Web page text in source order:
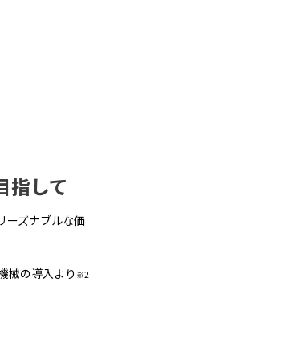
指して
ーズナブルな価
械の導入より ※2